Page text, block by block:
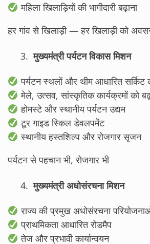
महिला खिलाड़ियों की भागीदारी बढ़ाना
हर गांव से खिलाड़ी — हर खिलाड़ी को
मुख्यमंत्री पर्यटन विकास मिशन
पर्यटन स्थलों और थीम आधारित सर्किट
मेले, उत्सव, सांस्कृतिक कार्यक्रमों को
होमस्टे और स्थानीय पर्यटन उद्यम
टूर गाइड स्किल डेवलपमेंट
स्थानीय हस्तशिल्प और रोजगार सृजन
पर्यटन से पहचान भी, रोजगार भी
मुख्यमंत्री अधोसंरचना मिशन
राज्य की प्रमुख अधोसंरचना
प्राथमिकता आधारित रोडमैप
तेज और प्रभावी कार्यान्वयन